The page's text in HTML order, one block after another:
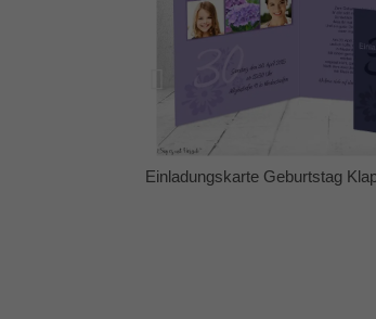
Klappkarte quadratisch Einladungskarte